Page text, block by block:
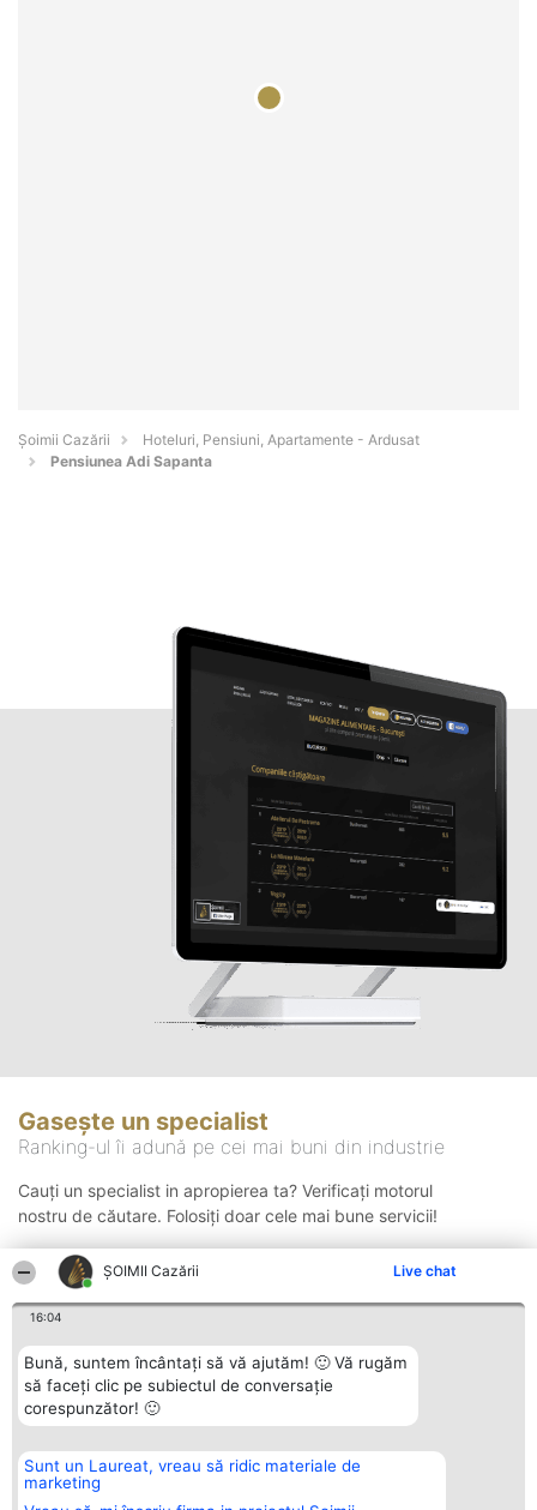
ȘOIMII Cazării Live chat
16:04
Bună, suntem încântați să vă ajutăm! 🙂 Vă rugăm
să faceți clic pe subiectul de conversație
corespunzător! 🙂
Sunt un Laureat, vreau să ridic materiale de
marketing
Șoimii Cazării
Hoteluri, Pensiuni, Apartamente - Ardusat
Pensiunea Adi Sapanta
Gasește un specialist
Ranking-ul îi adună pe cei mai buni din industrie
Cauți un specialist in apropierea ta? Verificați motorul
nostru de căutare. Folosiți doar cele mai bune servicii!
Organizator Ranking
BRIGHT SOLUTIONS BR SRL
Aleea Timisul De Sus 2 Bl. A30
Plebiscyt
Lista Tuturor
Contact